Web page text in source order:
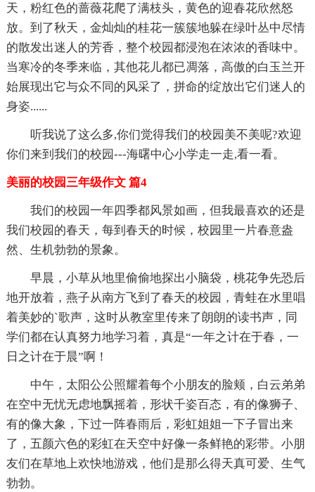
天，粉红色的蔷薇花爬了满枝头，黄色的迎春花欣然怒
放。到了秋天，金灿灿的桂花一簇簇地躲在绿叶丛中尽情
的散发出迷人的芳香，整个校园都浸泡在浓浓的香味中。
当寒冷的冬季来临，其他花儿都已凋落，高傲的白玉兰开
始展现出它与众不同的风采了，拼命的绽放出它们迷人的
身姿......
听我说了这么多,你们觉得我们的校园美不美呢?欢迎
你们来到我们的校园---海曙中心小学走一走,看一看。
美丽的校园三年级作文 篇4
我们的校园一年四季都风景如画，但我最喜欢的还是
我们校园的春天，每到春天的时候，校园里一片春意盎
然、生机勃勃的景象。
早晨，小草从地里偷偷地探出小脑袋，桃花争先恐后
地开放着，燕子从南方飞到了春天的校园，青蛙在水里唱
着美妙的`歌声，这时从教室里传来了朗朗的读书声，同
学们都在认真努力地学习着，真是“一年之计在于春，一
日之计在于晨”啊！
中午，太阳公公照耀着每个小朋友的脸颊，白云弟弟
在空中无忧无虑地飘摇着，形状千姿百态，有的像狮子、
有的像大象，下过一阵春雨后，彩虹姐姐一下子冒出来
了，五颜六色的彩虹在天空中好像一条鲜艳的彩带。小朋
友们在草地上欢快地游戏，他们是那么得天真可爱、生气
勃勃。